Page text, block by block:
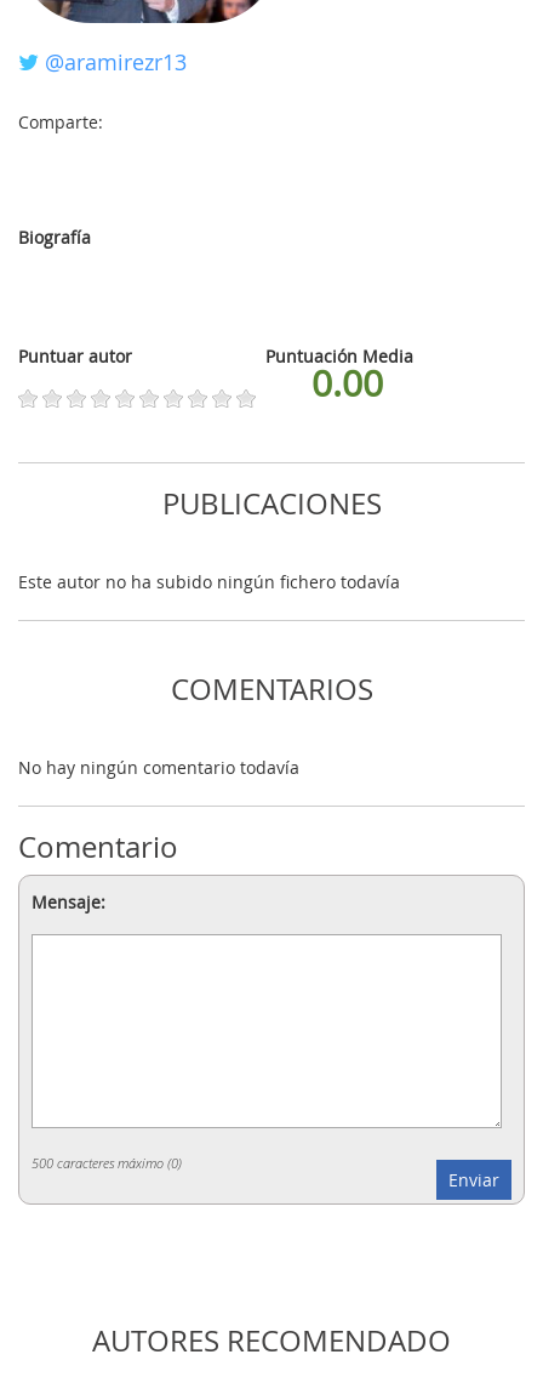
AUTORES
CONTACTO
@aramirezr13
Comparte:
Biografía
Puntuar autor Puntuación Media
0.00
PUBLICACIONES
Este autor no ha subido ningún fichero todavía
COMENTARIOS
No hay ningún comentario todavía
Comentario
Mensaje:
500 caracteres máximo (0)
AUTORES RECOMENDADO